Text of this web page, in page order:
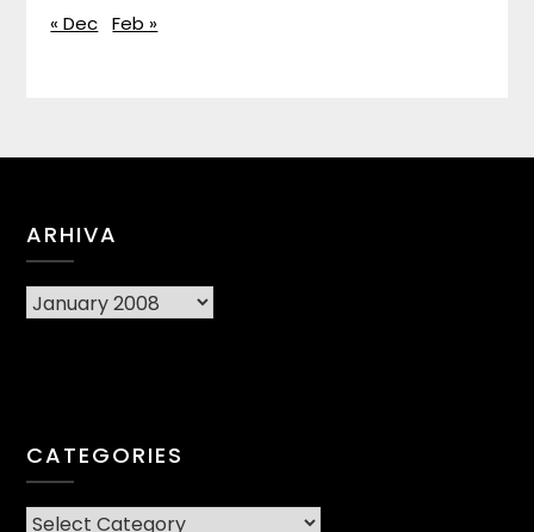
« Dec Feb »
ARHIVA
Arhiva
CATEGORIES
CATEGORIES